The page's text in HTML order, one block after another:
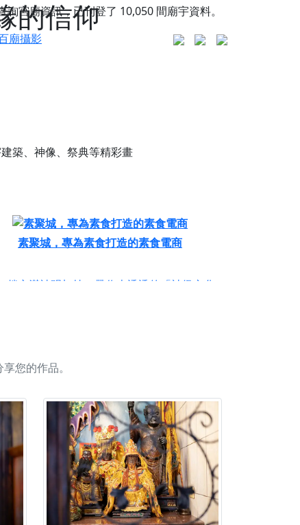
的信仰
詢宮廟資訊，已刊登了 10,050 間廟宇資料。
廟攝影
築、神像、祭典等精彩畫
素聚城，專為素食打造的素食電商
充滿神明加持、帶你走透透的「神級文化
福德、祈求平安好運
，一同回到母娘慈悲座前，祈福納祥、慎
先的感恩、對親人的思念，也是為家人祈
方善信大德共同參與。
祈求安息，也為自身與家人累積福德、種
親自坐鎮主法！幫你累積的功德福報自然
，祈願闔家平安、地方祥和、福運綿長。
享您的作品。